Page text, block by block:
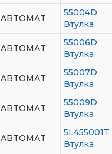
ABTOMAT
55004D
Втулка
ABTOMAT
55006D
Втулка
ABTOMAT
55007D
Втулка
ABTOMAT
55009D
Втулка
ABTOMAT
5L455001T
Втулка